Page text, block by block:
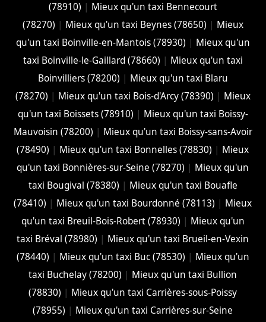
(78910) | Mieux qu'un taxi Bennecourt
(78270) | Mieux qu'un taxi Beynes (78650) | Mieux
qu'un taxi Boinville-en-Mantois (78930) | Mieux qu'un
taxi Boinville-le-Gaillard (78660) | Mieux qu'un taxi
Boinvilliers (78200) | Mieux qu'un taxi Blaru
(78270) | Mieux qu'un taxi Bois-d'Arcy (78390) | Mieux
qu'un taxi Boissets (78910) | Mieux qu'un taxi Boissy-
Mauvoisin (78200) | Mieux qu'un taxi Boissy-sans-Avoir
(78490) | Mieux qu'un taxi Bonnelles (78830) | Mieux
qu'un taxi Bonnières-sur-Seine (78270) | Mieux qu'un
taxi Bougival (78380) | Mieux qu'un taxi Bouafle
(78410) | Mieux qu'un taxi Bourdonné (78113) | Mieux
qu'un taxi Breuil-Bois-Robert (78930) | Mieux qu'un
taxi Bréval (78980) | Mieux qu'un taxi Brueil-en-Vexin
(78440) | Mieux qu'un taxi Buc (78530) | Mieux qu'un
taxi Buchelay (78200) | Mieux qu'un taxi Bullion
(78830) | Mieux qu'un taxi Carrières-sous-Poissy
(78955) | Mieux qu'un taxi Carrières-sur-Seine